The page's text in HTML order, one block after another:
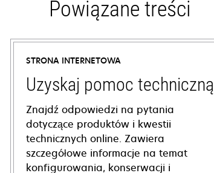
Powiązane treści
STRONA INTERNETOWA
Uzyskaj pomoc techniczną
Znajdź odpowiedzi na pytania
dotyczące produktów i kwestii
technicznych online. Zawiera
szczegółowe informacje na temat
konfigurowania, konserwacji i